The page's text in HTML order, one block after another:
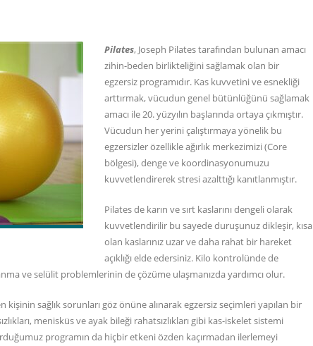
Pilates, Joseph Pilates tarafından bulunan amacı
zihin-beden birlikteliğini sağlamak olan bir
egzersiz programıdır. Kas kuvvetini ve esnekliği
arttırmak, vücudun genel bütünlüğünü sağlamak
amacı ile 20. yüzyılın başlarında ortaya çıkmıştır.
Vücudun her yerini çalıştırmaya yönelik bu
egzersizler özellikle ağırlık merkezimizi (Core
bölgesi), denge ve koordinasyonumuzu
kuvvetlendirerek stresi azalttığı kanıtlanmıştır.
Pilates de karın ve sırt kaslarını dengeli olarak
kuvvetlendirilir bu sayede duruşunuz dikleşir, kısa
olan kaslarınız uzar ve daha rahat bir hareket
açıklığı elde edersiniz. Kilo kontrolünde de
ve selülit problemlerinin de çözüme ulaşmanızda yardımcı olur.
sağlık sorunları göz önüne alınarak egzersiz seçimleri yapılan bir
menisküs ve ayak bileği rahatsızlıkları gibi kas-iskelet sistemi
programın da hiçbir etkeni özden kaçırmadan ilerlemeyi